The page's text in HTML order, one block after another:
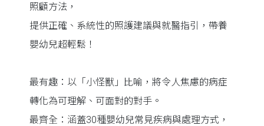
照顧方法，
提供正確、系統性的照護建議與就醫指引，帶養
嬰幼兒超輕鬆！
最有趣：以「小怪獸」比喻，將令人焦慮的病症
轉化為可理解、可面對的對手。
最齊全：涵蓋30種嬰幼兒常見疾病與處理方式，